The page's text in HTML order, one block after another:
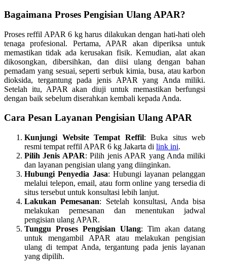
Bagaimana Proses Pengisian Ulang APAR?
Proses reffil APAR 6 kg harus dilakukan dengan hati-hati oleh
tenaga profesional. Pertama, APAR akan diperiksa untuk
memastikan tidak ada kerusakan fisik. Kemudian, alat akan
dikosongkan, dibersihkan, dan diisi ulang dengan bahan
pemadam yang sesuai, seperti serbuk kimia, busa, atau karbon
dioksida, tergantung pada jenis APAR yang Anda miliki.
Setelah itu, APAR akan diuji untuk memastikan berfungsi
dengan baik sebelum diserahkan kembali kepada Anda.
Cara Pesan Layanan Pengisian Ulang APAR
Kunjungi Website Tempat Reffil: Buka situs web
resmi tempat reffil APAR 6 kg Jakarta di link ini.
Pilih Jenis APAR: Pilih jenis APAR yang Anda miliki
dan layanan pengisian ulang yang diinginkan.
Hubungi Penyedia Jasa: Hubungi layanan pelanggan
melalui telepon, email, atau form online yang tersedia di
situs tersebut untuk konsultasi lebih lanjut.
Lakukan Pemesanan: Setelah konsultasi, Anda bisa
melakukan pemesanan dan menentukan jadwal
pengisian ulang APAR.
Tunggu Proses Pengisian Ulang: Tim akan datang
untuk mengambil APAR atau melakukan pengisian
ulang di tempat Anda, tergantung pada jenis layanan
yang dipilih.